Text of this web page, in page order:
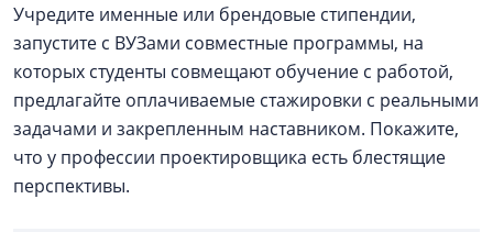
Учредите именные или брендовые стипендии,
запустите с ВУЗами совместные программы, на
которых студенты совмещают обучение с работой,
предлагайте оплачиваемые стажировки с реальными
задачами и закрепленным наставником. Покажите,
что у профессии проектировщика есть блестящие
перспективы.